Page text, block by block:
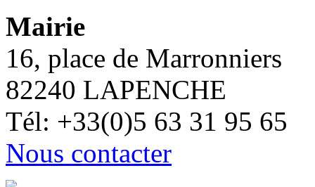
Mairie
16, place de Marronniers
82240 LAPENCHE
Tél: +33(0)5 63 31 95 65
Nous contacter